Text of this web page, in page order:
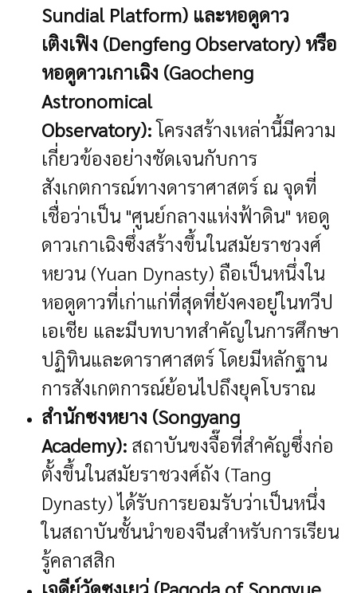
Sundial Platform) และหอดูดาว
เติงเฟิง (Dengfeng Observatory) หรือ
หอดูดาวเกาเฉิง (Gaocheng
Astronomical
Observatory):โครงสร้างเหล่านี้มีความ
เกี่ยวข้องอย่างชัดเจนกับการ
สังเกตการณ์ทางดาราศาสตร์ ณ จุดที่
เชื่อว่าเป็น "ศูนย์กลางแห่งฟ้าดิน" หอดู
ดาวเกาเฉิงซึ่งสร้างขึ้นในสมัยราชวงศ์
หยวน (Yuan Dynasty) ถือเป็นหนึ่งใน
หอดูดาวที่เก่าแก่ที่สุดที่ยังคงอยู่ในทวีป
เอเชีย และมีบทบาทสำคัญในการศึกษา
ปฏิทินและดาราศาสตร์ โดยมีหลักฐาน
การสังเกตการณ์ย้อนไปถึงยุคโบราณ
สำนักซงหยาง (Songyang
Academy): สถาบันขงจื๊อที่สำคัญซึ่งก่อ
ตั้งขึ้นในสมัยราชวงศ์ถัง (Tang
Dynasty) ได้รับการยอมรับว่าเป็นหนึ่ง
ในสถาบันชั้นนำของจีนสำหรับการเรียน
รู้คลาสสิก